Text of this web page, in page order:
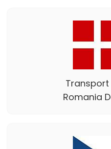
Romania